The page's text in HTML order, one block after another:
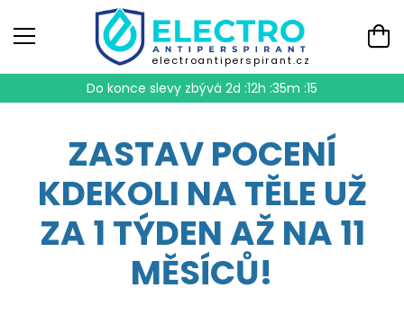
electroantiperspirant.cz
Do konce slevy zbývá 2d :12h :35m :15
ZASTAV POCENÍ
KDEKOLI NA TĚLE UŽ
ZA 1 TÝDEN AŽ NA 11
MĚSÍCŮ!